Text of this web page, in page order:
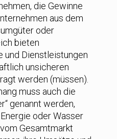
die Gewinne
aus dem
oder
bieten
und Dienstleistungen
unsicheren
werden (müssen).
muss auch die
genannt werden,
oder Wasser
Gesamtmarkt